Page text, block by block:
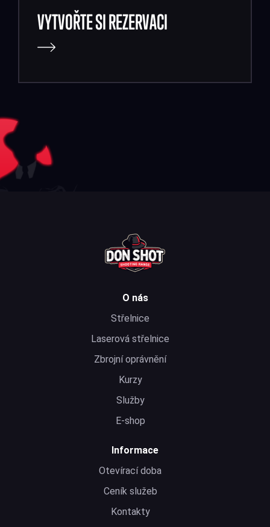
VYTVOŘTE SI REZERVACI
O nás
Střelnice
Laserová střelnice
Zbrojní oprávnění
Kurzy
Služby
E-shop
Informace
Otevírací doba
Ceník služeb
Kontakty